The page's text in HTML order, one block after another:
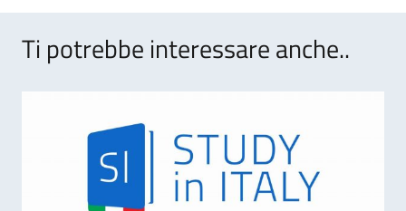
Ti potrebbe interessare anche..